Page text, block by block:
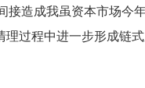
接造成我虽资本市场今
理过程中进一步形成链